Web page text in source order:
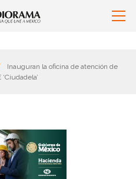
Inauguran la oficina de atención de